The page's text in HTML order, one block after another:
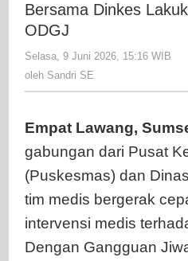
Bersama Dinkes
ODGJ
Selasa, 9 Juni 2026, 15:16 WIB
oleh Sandri SE
Empat Lawang,
gabungan dari Pusat
(Puskesmas) dan
tim medis bergerak
intervensi medis
Dengan Gangguan